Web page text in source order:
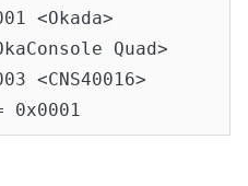
<Okada>
Quad>
<CNS40016>
0x0001